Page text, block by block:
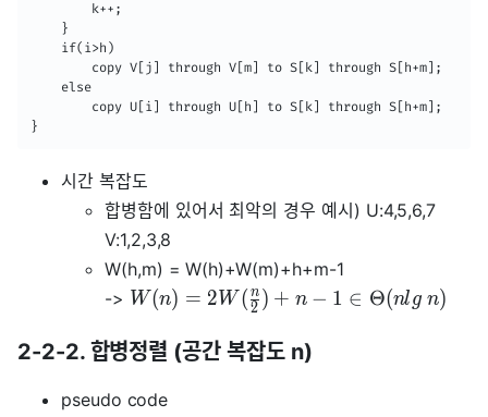
        k++;
    }
    if(i>h)
    else
}
시간 복잡도
합병함에 있어서 최악의 경우 예시) U:4,5,6,7
V:1,2,3,8
W(h,m) = W(h)+W(m)+h+m-1
-> W(n) = 2W ( 2
n ) + n − 1 ∈ Θ(nlg n)
2-2-2. 합병정렬 (공간 복잡도 n)
pseudo code